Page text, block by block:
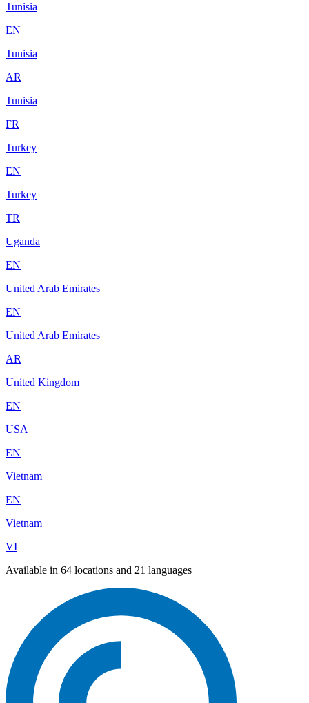
Tunisia
EN
Tunisia
AR
Tunisia
FR
Turkey
EN
Turkey
TR
Uganda
EN
United Arab Emirates
EN
United Arab Emirates
AR
United Kingdom
EN
USA
EN
Vietnam
EN
Vietnam
VI
Available in 64 locations and 21 languages